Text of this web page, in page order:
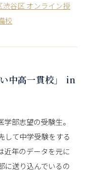
谷区 オンライン授
校
中高一貫校」 in
部志望の受験生。
して中学受験をする
近年のデータを元に
に送り込んでいるの